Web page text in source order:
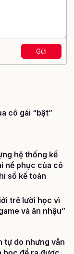
Gửi
cô gái “bật”
hệ thống kế
nể phục của cô
sổ kế toán
trẻ lười học vì
và ăn nhậu”
tự do nhưng vẫn